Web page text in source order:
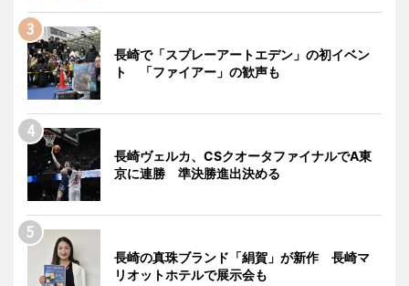
長崎で「スプレーアートエデン」の初イベン
ト 「ファイアー」の歓声も
長崎ヴェルカ、CSクオータファイナルでA東
京に連勝 準決勝進出決める
長崎の真珠ブランド「絹賀」が新作 長崎マ
リオットホテルで展示会も